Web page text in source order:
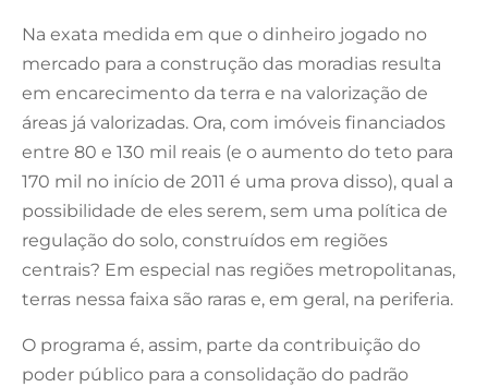
Na exata medida em que o dinheiro jogado no
mercado para a construção das moradias resulta
em encarecimento da terra e na valorização de
áreas já valorizadas. Ora, com imóveis financiados
entre 80 e 130 mil reais (e o aumento do teto para
170 mil no início de 2011 é uma prova disso), qual a
possibilidade de eles serem, sem uma política de
regulação do solo, construídos em regiões
centrais? Em especial nas regiões metropolitanas,
terras nessa faixa são raras e, em geral, na periferia.
O programa é, assim, parte da contribuição do
poder público para a consolidação do padrão